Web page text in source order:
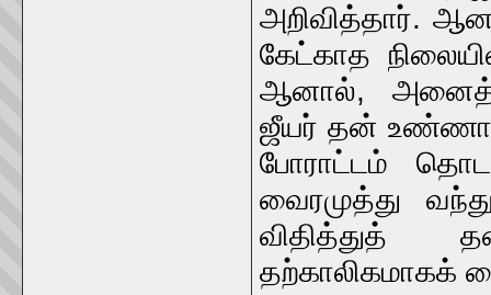
அறிவித்தார்.
கேட்காத
ஆனால்,
ஜீயர் தன்
போராட்டம்
வைரமுத்து
விதித்துத்
தற்காலிகமாகக்